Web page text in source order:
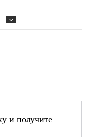
и получите